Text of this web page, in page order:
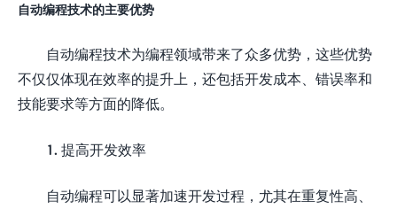
自动编程技术的主要优势
自动编程技术为编程领域带来了众多优势，这些优势
不仅仅体现在效率的提升上，还包括开发成本、错误率和
技能要求等方面的降低。
1. 提高开发效率
自动编程可以显著加速开发过程，尤其在重复性高、